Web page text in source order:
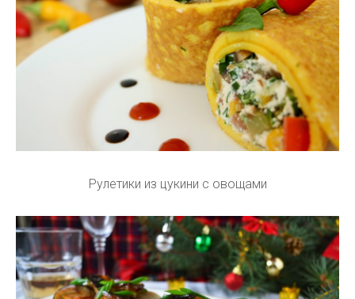
Рулетики из цукини с овощами